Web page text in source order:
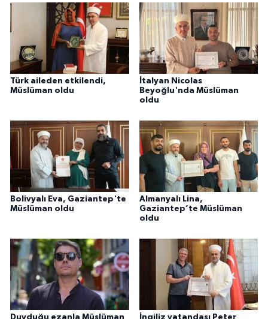
Türk aileden etkilendi,
Müslüman oldu
İtalyan Nicolas
Beyoğlu'nda Müslüman
oldu
Bolivyalı Eva, Gaziantep'te
Müslüman oldu
Almanyalı Lina,
Gaziantep’te Müslüman
oldu
Duyduğu ezanla Müslüman İngiliz vatandaşı Peter
Kahramanmaraş Müftülüğü
Karabük Müftülüğü
Karaman Müftülüğü
Kastamonu Müftülüğü
Kayseri Müftülüğü
Kilis Müftülüğü
Kırklareli Müftülüğü
Kırşehir Müftülüğü
Kocaeli Müftülüğü